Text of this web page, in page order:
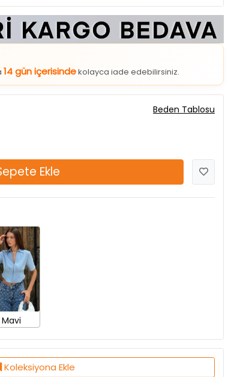
14 gün içerisindekolayca iade edebilirsiniz.
Mavi
Koleksiyona Ekle